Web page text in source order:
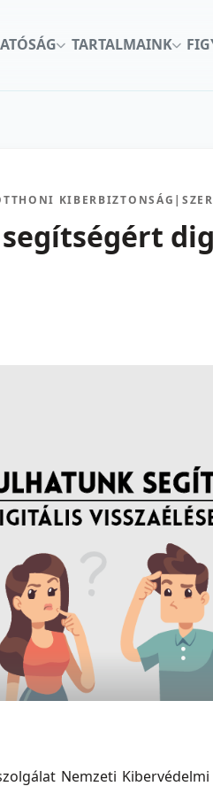
TARTALMAINK
KIBERBIZTONSÁG |
Nemzeti